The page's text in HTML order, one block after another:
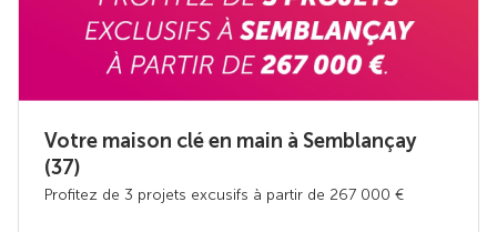
Votre maison clé en main à Semblançay
(37)
Profitez de 3 projets excusifs à partir de 267 000 €